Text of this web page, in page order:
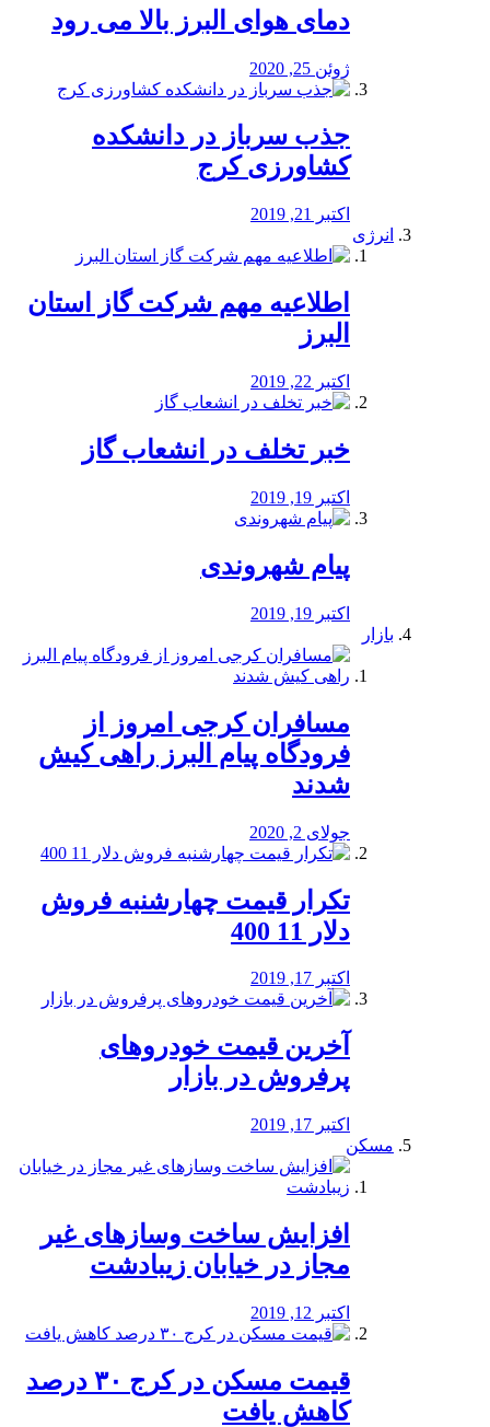
دمای هوای البرز بالا می رود
ژوئن 25, 2020
جذب سرباز در دانشکده
کشاورزی کرج
اکتبر 21, 2019
انرژی
️اطلاعیه مهم شرکت گاز استان
البرز
اکتبر 22, 2019
خبر تخلف در انشعاب گاز
اکتبر 19, 2019
پیام شهروندی
اکتبر 19, 2019
بازار
مسافران کرجی امروز از
فرودگاه پیام البرز راهی کیش
شدند
جولای 2, 2020
تکرار قیمت چهارشنبه فروش
دلار 11 400
اکتبر 17, 2019
آخرین قیمت خودرو‌های
پرفروش در بازار
اکتبر 17, 2019
مسکن
افزایش ساخت وسازهای غیر
مجاز در خیابان زیبادشت
اکتبر 12, 2019
️قیمت مسکن در کرج ۳۰ درصد
کاهش یافت